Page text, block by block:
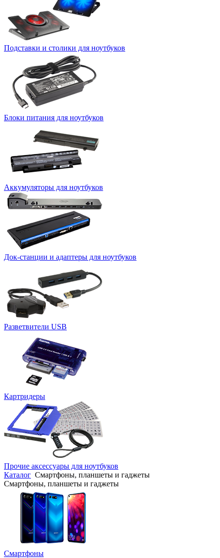
Подставки и столики для ноутбуков
Блоки питания для ноутбуков
Аккумуляторы для ноутбуков
Док-станции и адаптеры для ноутбуков
Разветвители USB
Картридеры
Прочие аксессуары для ноутбуков
Каталог Смартфоны, планшеты и гаджеты
Смартфоны, планшеты и гаджеты
Смартфоны